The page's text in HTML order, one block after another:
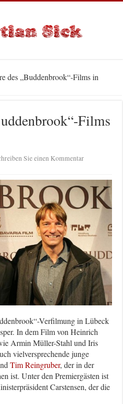
des „Buddenbrook“-Films in
Films
Sie einen Kommentar
Verfilmung in Lübeck
In dem Film von Heinrich
Armin Müller-Stahl und Iris
vielversprechende junge
Tim Reingruber, der in der
ist. Unter den Premiergästen ist
Carstensen, der die